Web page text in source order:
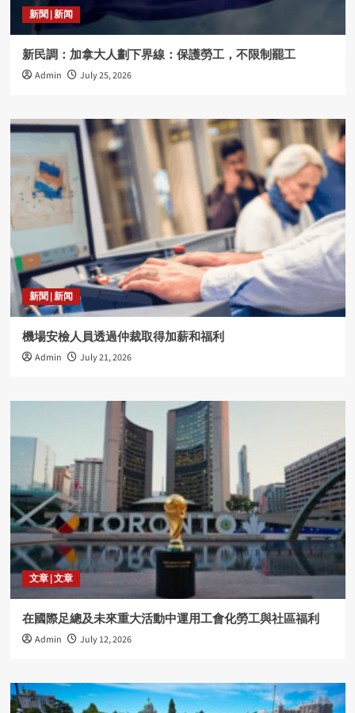
新聞 | 新闻
新民調：加拿大人劃下界線：保護勞工，不限制罷工
Admin July 25, 2026
新聞 | 新闻
機場安檢人員透過仲裁取得加薪和福利
Admin July 21, 2026
文章 | 文章
在國際足總及未來重大活動中運用工會化勞工與社區福利
Admin July 12, 2026